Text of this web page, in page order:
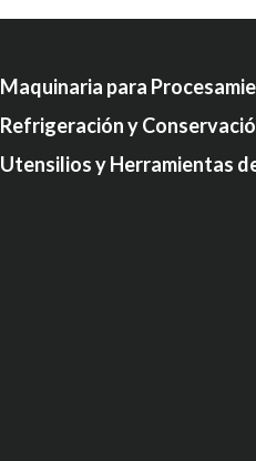
Maquinaria para
Refrigeración y
Utensilios y Herramientas